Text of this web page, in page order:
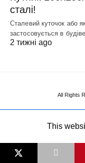
сталі!
Сталевий куточок або
застосовується в
2 тижні ago
All Rights
This